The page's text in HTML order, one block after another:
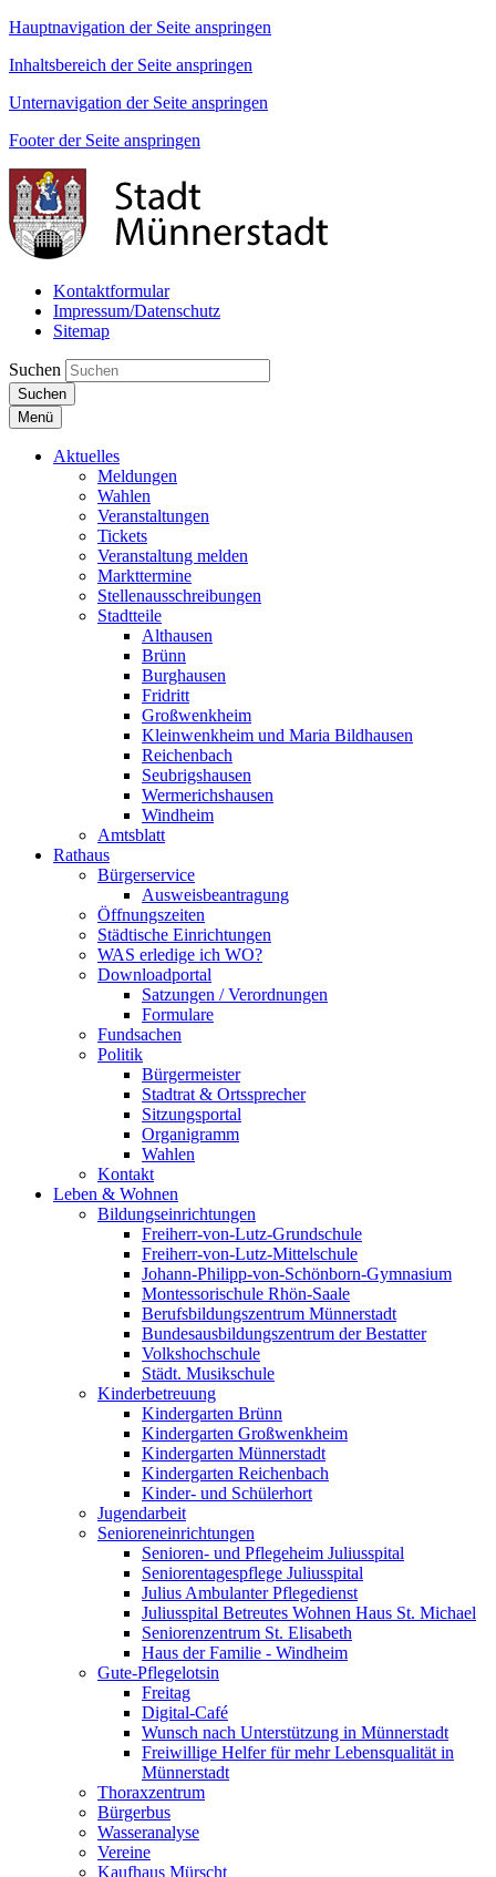
Hauptnavigation der Seite anspringen
Inhaltsbereich der Seite anspringen
Unternavigation der Seite anspringen
Footer der Seite anspringen
Kontaktformular
Impressum/Datenschutz
Sitemap
Suchen
Suchen
Menü
Aktuelles
Meldungen
Wahlen
Veranstaltungen
Tickets
Veranstaltung melden
Markttermine
Stellenausschreibungen
Stadtteile
Althausen
Brünn
Burghausen
Fridritt
Großwenkheim
Kleinwenkheim und Maria Bildhausen
Reichenbach
Seubrigshausen
Wermerichshausen
Windheim
Amtsblatt
Rathaus
Bürgerservice
Ausweisbeantragung
Öffnungszeiten
Städtische Einrichtungen
WAS erledige ich WO?
Downloadportal
Satzungen / Verordnungen
Formulare
Fundsachen
Politik
Bürgermeister
Stadtrat & Ortssprecher
Sitzungsportal
Organigramm
Wahlen
Kontakt
Leben & Wohnen
Bildungseinrichtungen
Freiherr-von-Lutz-Grundschule
Freiherr-von-Lutz-Mittelschule
Johann-Philipp-von-Schönborn-Gymnasium
Montessorischule Rhön-Saale
Berufsbildungszentrum Münnerstadt
Bundesausbildungszentrum der Bestatter
Volkshochschule
Städt. Musikschule
Kinderbetreuung
Kindergarten Brünn
Kindergarten Großwenkheim
Kindergarten Münnerstadt
Kindergarten Reichenbach
Kinder- und Schülerhort
Jugendarbeit
Senioreneinrichtungen
Senioren- und Pflegeheim Juliusspital
Seniorentagespflege Juliusspital
Julius Ambulanter Pflegedienst
Juliusspital Betreutes Wohnen Haus St. Michael
Seniorenzentrum St. Elisabeth
Haus der Familie - Windheim
Gute-Pflegelotsin
Freitag
Digital-Café
Wunsch nach Unterstützung in Münnerstadt
Freiwillige Helfer für mehr Lebensqualität in
Münnerstadt
Thoraxzentrum
Bürgerbus
Wasseranalyse
Vereine
Kaufhaus Mürscht